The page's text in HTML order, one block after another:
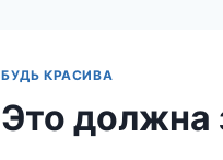
БУДЬ КРАСИВА
Это должна